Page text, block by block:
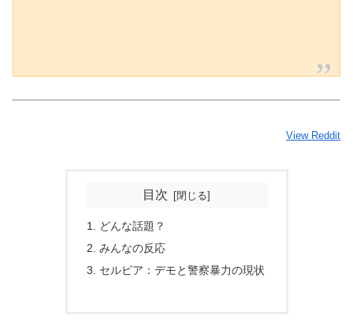
View Reddit
目次
どんな話題？
みんなの反応
セルビア：デモと警察暴力の現状